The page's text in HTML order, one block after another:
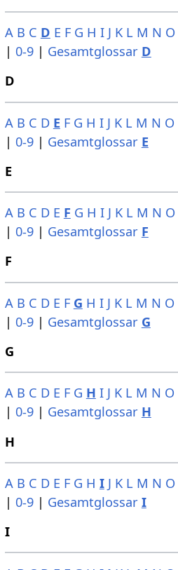
A B C D E F G H I J K L M N O
| 0-9| Gesamtglossar D
D
A B C D E F G H I J K L M N O
| 0-9| Gesamtglossar E
E
A B C D E F G H I J K L M N O
| 0-9| Gesamtglossar F
F
A B C D E F G H I J K L M N O
| 0-9| Gesamtglossar G
G
A B C D E F G H I J K L M N O
| 0-9| Gesamtglossar H
H
A B C D E F G H I J K L M N O
| 0-9| Gesamtglossar I
I